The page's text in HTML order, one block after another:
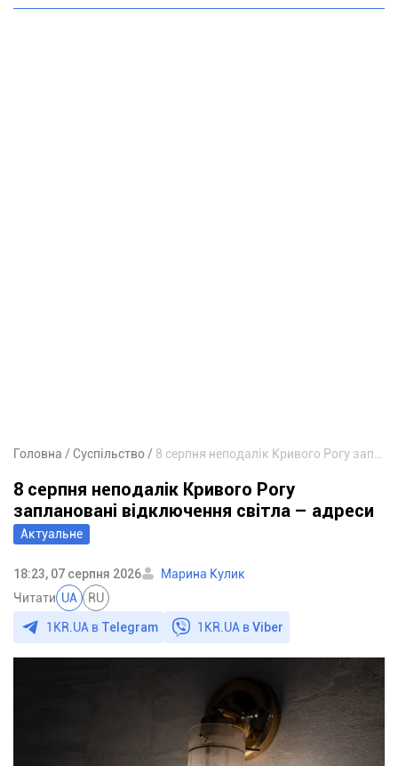
Головна Суспільство
Актуальне
8 серпня неподалік Кривого Рогу
заплановані відключення світла – адреси
18:23, 07 серпня 2026
Марина Кулик
Читати UA RU
1KR.UA в Telegram 1KR.UA вViber